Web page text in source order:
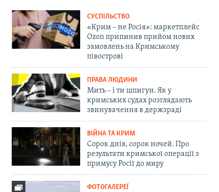
СУСПІЛЬСТВО
«Крим – не Росія»: маркетплейс
Ozon припинив прийом нових
замовлень на Кримському
півострові
ПРАВА ЛЮДИНИ
Мить – і ти шпигун. Як у
кримських судах розглядають
звинувачення в держзраді
ВІЙНА ТА КРИМ
Сорок днів, сорок ночей. Про
результати кримської операції з
примусу Росії до миру
ФОТОГАЛЕРЕЇ